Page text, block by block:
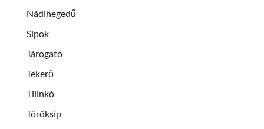
Nádihegedű
Sípok
Tárogató
Tekerő
Tilinkó
Töröksíp